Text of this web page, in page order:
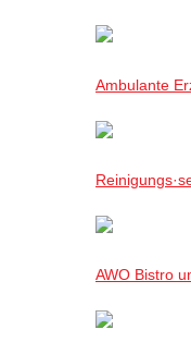
Ambulante
AWO Bistro